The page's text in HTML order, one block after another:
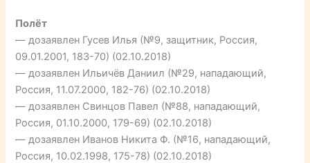
Полёт
— дозаявлен Гусев Илья (№9, защитник, Россия,
09.01.2001, 183-70) (02.10.2018)
— дозаявлен Ильичёв Даниил (№29, нападающий,
Россия, 11.07.2000, 182-76) (02.10.2018)
— дозаявлен Свинцов Павел (№88, нападающий,
Россия, 01.10.2000, 179-69) (02.10.2018)
— дозаявлен Иванов Никита Ф. (№16, нападающий,
Россия, 10.02.1998, 175-78) (02.10.2018)